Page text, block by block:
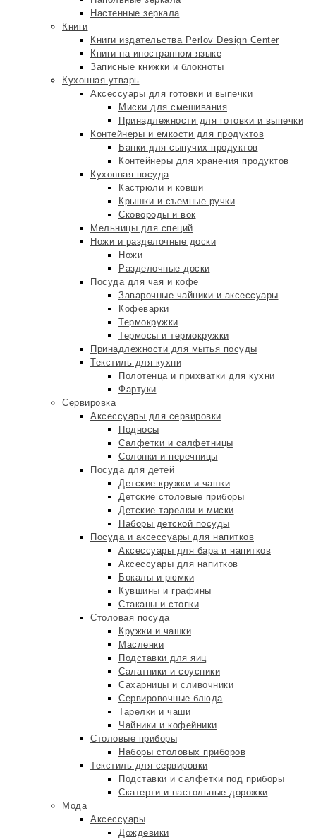
Настенные зеркала
Книги
Книги издательства Perlov Design Center
Книги на иностранном языке
Записные книжки и блокноты
Кухонная утварь
Аксессуары для готовки и выпечки
Миски для смешивания
Принадлежности для готовки и выпечки
Контейнеры и емкости для продуктов
Банки для сыпучих продуктов
Контейнеры для хранения продуктов
Кухонная посуда
Кастрюли и ковши
Крышки и съемные ручки
Сковороды и вок
Мельницы для специй
Ножи и разделочные доски
Ножи
Разделочные доски
Посуда для чая и кофе
Заварочные чайники и аксессуары
Кофеварки
Термокружки
Термосы и термокружки
Принадлежности для мытья посуды
Текстиль для кухни
Полотенца и прихватки для кухни
Фартуки
Сервировка
Аксессуары для сервировки
Подносы
Салфетки и салфетницы
Солонки и перечницы
Посуда для детей
Детские кружки и чашки
Детские столовые приборы
Детские тарелки и миски
Наборы детской посуды
Посуда и аксессуары для напитков
Аксессуары для бара и напитков
Аксессуары для напитков
Бокалы и рюмки
Кувшины и графины
Стаканы и стопки
Столовая посуда
Кружки и чашки
Масленки
Подставки для яиц
Салатники и соусники
Сахарницы и сливочники
Сервировочные блюда
Тарелки и чаши
Чайники и кофейники
Столовые приборы
Наборы столовых приборов
Текстиль для сервировки
Подставки и салфетки под приборы
Скатерти и настольные дорожки
Мода
Аксессуары
Дождевики